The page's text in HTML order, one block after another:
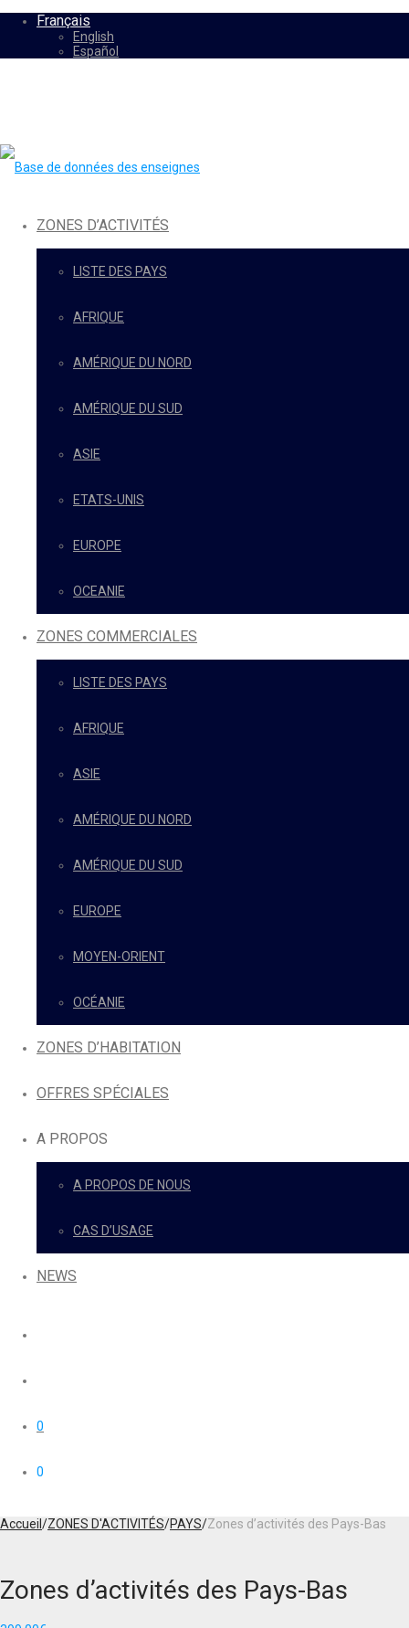
Français
English
Español
ZONES D’ACTIVITÉS
LISTE DES PAYS
AFRIQUE
AMÉRIQUE DU NORD
AMÉRIQUE DU SUD
ASIE
ETATS-UNIS
EUROPE
OCEANIE
ZONES COMMERCIALES
LISTE DES PAYS
AFRIQUE
ASIE
AMÉRIQUE DU NORD
AMÉRIQUE DU SUD
EUROPE
MOYEN-ORIENT
OCÉANIE
ZONES D’HABITATION
OFFRES SPÉCIALES
A PROPOS
A PROPOS DE NOUS
CAS D’USAGE
NEWS
0
0
Accueil /ZONES D'ACTIVITÉS/PAYS/Zones d’activités des Pays-Bas
Zones d’activités des Pays-Bas